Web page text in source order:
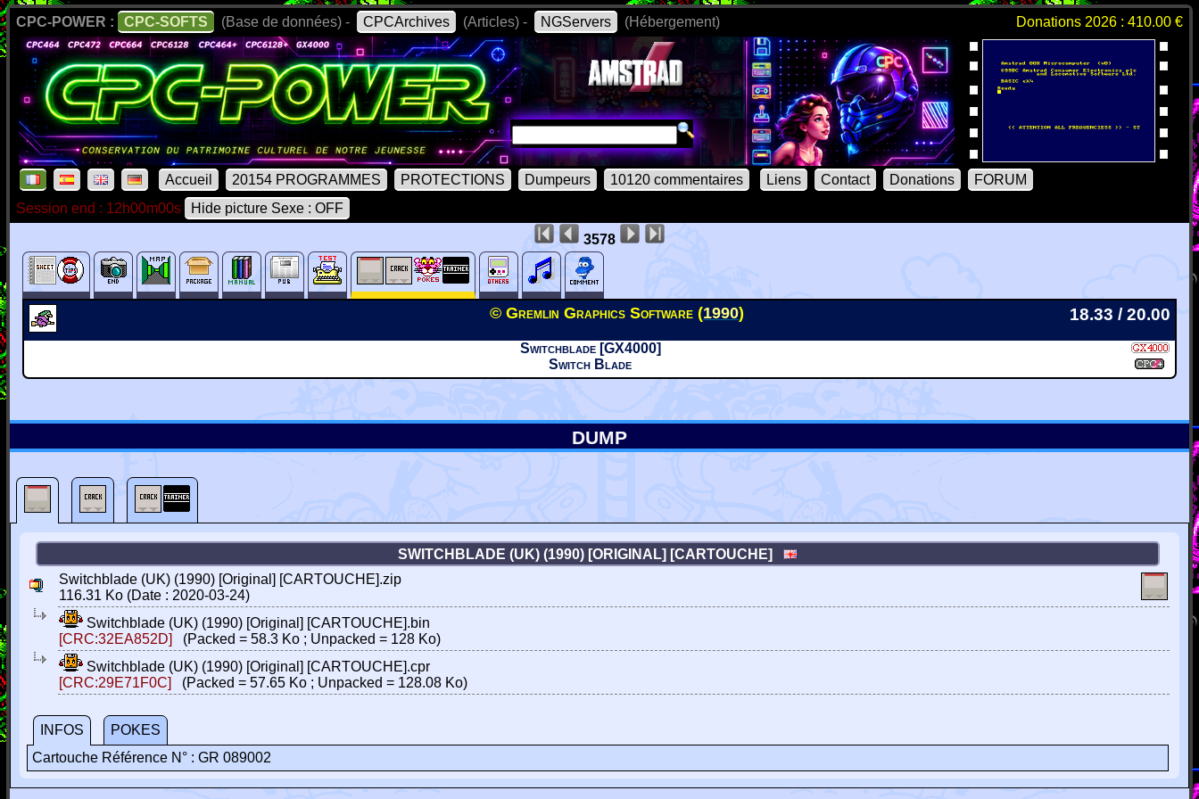
CPC-POWER : CPC-SOFTS (Base de données) - CPCArchives (Articles) - NGServers (Hébergement) Donations 2026 : 410.00 €
Accueil 20154 PROGRAMMES PROTECTIONS Dumpeurs 10120 commentaires Liens Contact Donations
FORUM
Session end : 12h00m00s
Hide picture Sexe : OFF
3578
© Gremlin Graphics Software (1990) 18.33 / 20.00
Switchblade [GX4000]
Switch Blade
DUMP
SWITCHBLADE (UK) (1990) [ORIGINAL] [CARTOUCHE]
Switchblade (UK) (1990) [Original] [CARTOUCHE].zip
116.31 Ko (Date : 2020-03-24)
Switchblade (UK) (1990) [Original] [CARTOUCHE].bin
[CRC:32EA852D]
(Packed = 58.3 Ko ; Unpacked = 128 Ko)
Switchblade (UK) (1990) [Original] [CARTOUCHE].cpr
[CRC:29E71F0C]
(Packed = 57.65 Ko ; Unpacked = 128.08 Ko)
INFOS
POKES
Cartouche Référence N° : GR 089002